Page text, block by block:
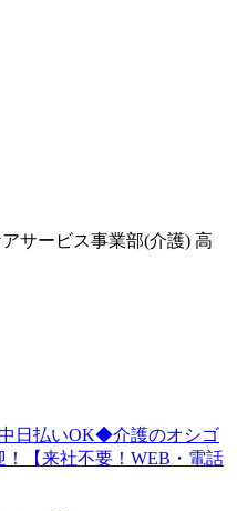
サービス事業部(介護) 高
日払いOK◆介護のオシゴ
！【来社不要！WEB・電話